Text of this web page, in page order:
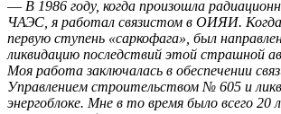
— В 1986 году, когда произошла
ЧАЭС, я работал связистом в ОИЯИ. Когда
первую ступень «саркофага», был
ликвидацию последствий этой страшной
Моя работа заключалась в обеспечении
Управлением строительством № 605 и
энергоблоке. Мне в то время было всего 20